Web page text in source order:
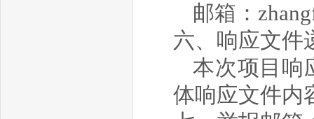
邮箱：
六、 响应文件
本次项目响
体响应文件内